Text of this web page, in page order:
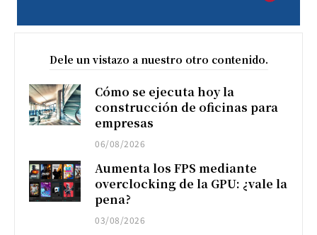
Dele un vistazo a nuestro otro contenido.
Cómo se ejecuta hoy la
construcción de oficinas para
empresas
06/08/2026
Aumenta los FPS mediante
overclocking de la GPU: ¿vale la
pena?
03/08/2026